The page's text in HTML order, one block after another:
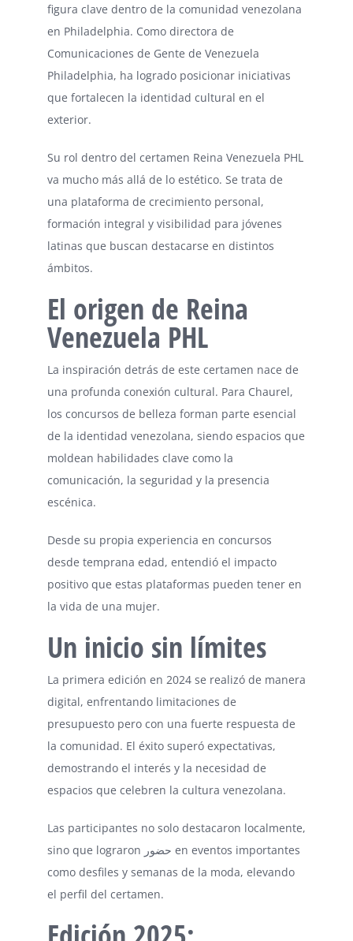
figura clave dentro de la comunidad venezolana
en Philadelphia. Como directora de
Comunicaciones de Gente de Venezuela
Philadelphia, ha logrado posicionar iniciativas
que fortalecen la identidad cultural en el
exterior.
Su rol dentro del certamen Reina Venezuela PHL
va mucho más allá de lo estético. Se trata de
una plataforma de crecimiento personal,
formación integral y visibilidad para jóvenes
latinas que buscan destacarse en distintos
ámbitos.
El origen de Reina
Venezuela PHL
La inspiración detrás de este certamen nace de
una profunda conexión cultural. Para Chaurel,
los concursos de belleza forman parte esencial
de la identidad venezolana, siendo espacios que
moldean habilidades clave como la
comunicación, la seguridad y la presencia
escénica.
Desde su propia experiencia en concursos
desde temprana edad, entendió el impacto
positivo que estas plataformas pueden tener en
la vida de una mujer.
Un inicio sin límites
La primera edición en 2024 se realizó de manera
digital, enfrentando limitaciones de
presupuesto pero con una fuerte respuesta de
la comunidad. El éxito superó expectativas,
demostrando el interés y la necesidad de
espacios que celebren la cultura venezolana.
Las participantes no solo destacaron localmente,
sino que lograron حضور en eventos importantes
como desfiles y semanas de la moda, elevando
el perfil del certamen.